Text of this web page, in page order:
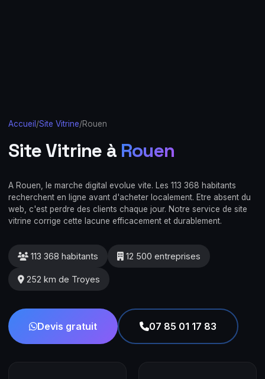
Accueil /Site Vitrine/Rouen
Site Vitrine à Rouen
A Rouen, le marche digital evolue vite. Les 113 368 habitants
recherchent en ligne avant d'acheter localement. Etre absent du
web, c'est perdre des clients chaque jour. Notre service de site
vitrine corrige cette lacune efficacement et durablement.
113 368 habitants 12 500 entreprises
252 km de Troyes
Devis gratuit 07 85 01 17 83